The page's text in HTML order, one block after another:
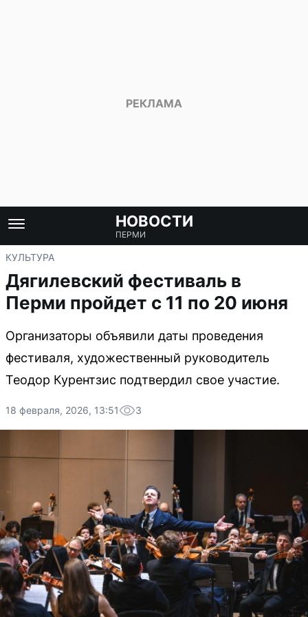
НОВОСТИ
ПЕРМИ
КУЛЬТУРА
Дягилевский фестиваль в
Перми пройдет с 11 по 20 июня
Организаторы объявили даты проведения
фестиваля, художественный руководитель
Теодор Курентзис подтвердил свое участие.
18 февраля, 2026, 13:51 3